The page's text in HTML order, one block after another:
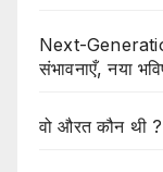
Next-
संभावनाएँ, नया
वो औरत कौन थी ?